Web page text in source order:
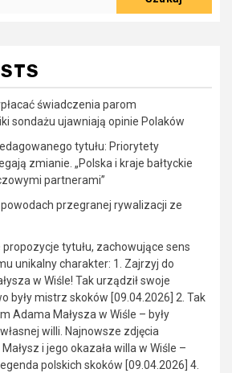
świadczenia parom
sondażu ujawniają opinie Polaków
tytułu: Priorytety
zmianie. „Polska i kraje bałtyckie
partnerami”
przegranej rywalizacji ze
tytułu, zachowujące sens
unikalny charakter: 1. Zajrzyj do
w Wiśle! Tak urządził swoje
były mistrz skoków [09.04.2026] 2. Tak
Adama Małysza w Wiśle – były
willi. Najnowsze zdjęcia
i jego okazała willa w Wiśle –
polskich skoków [09.04.2026] 4.